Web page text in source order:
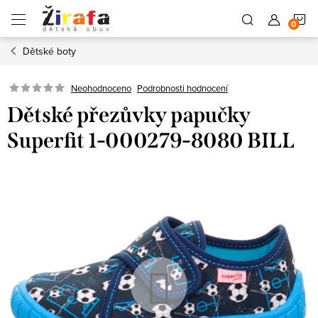
obsah
Dětské boty
Neohodnoceno Podrobnosti hodnocení
Dětské přezůvky papučky
Superfit 1-000279-8080 BILL